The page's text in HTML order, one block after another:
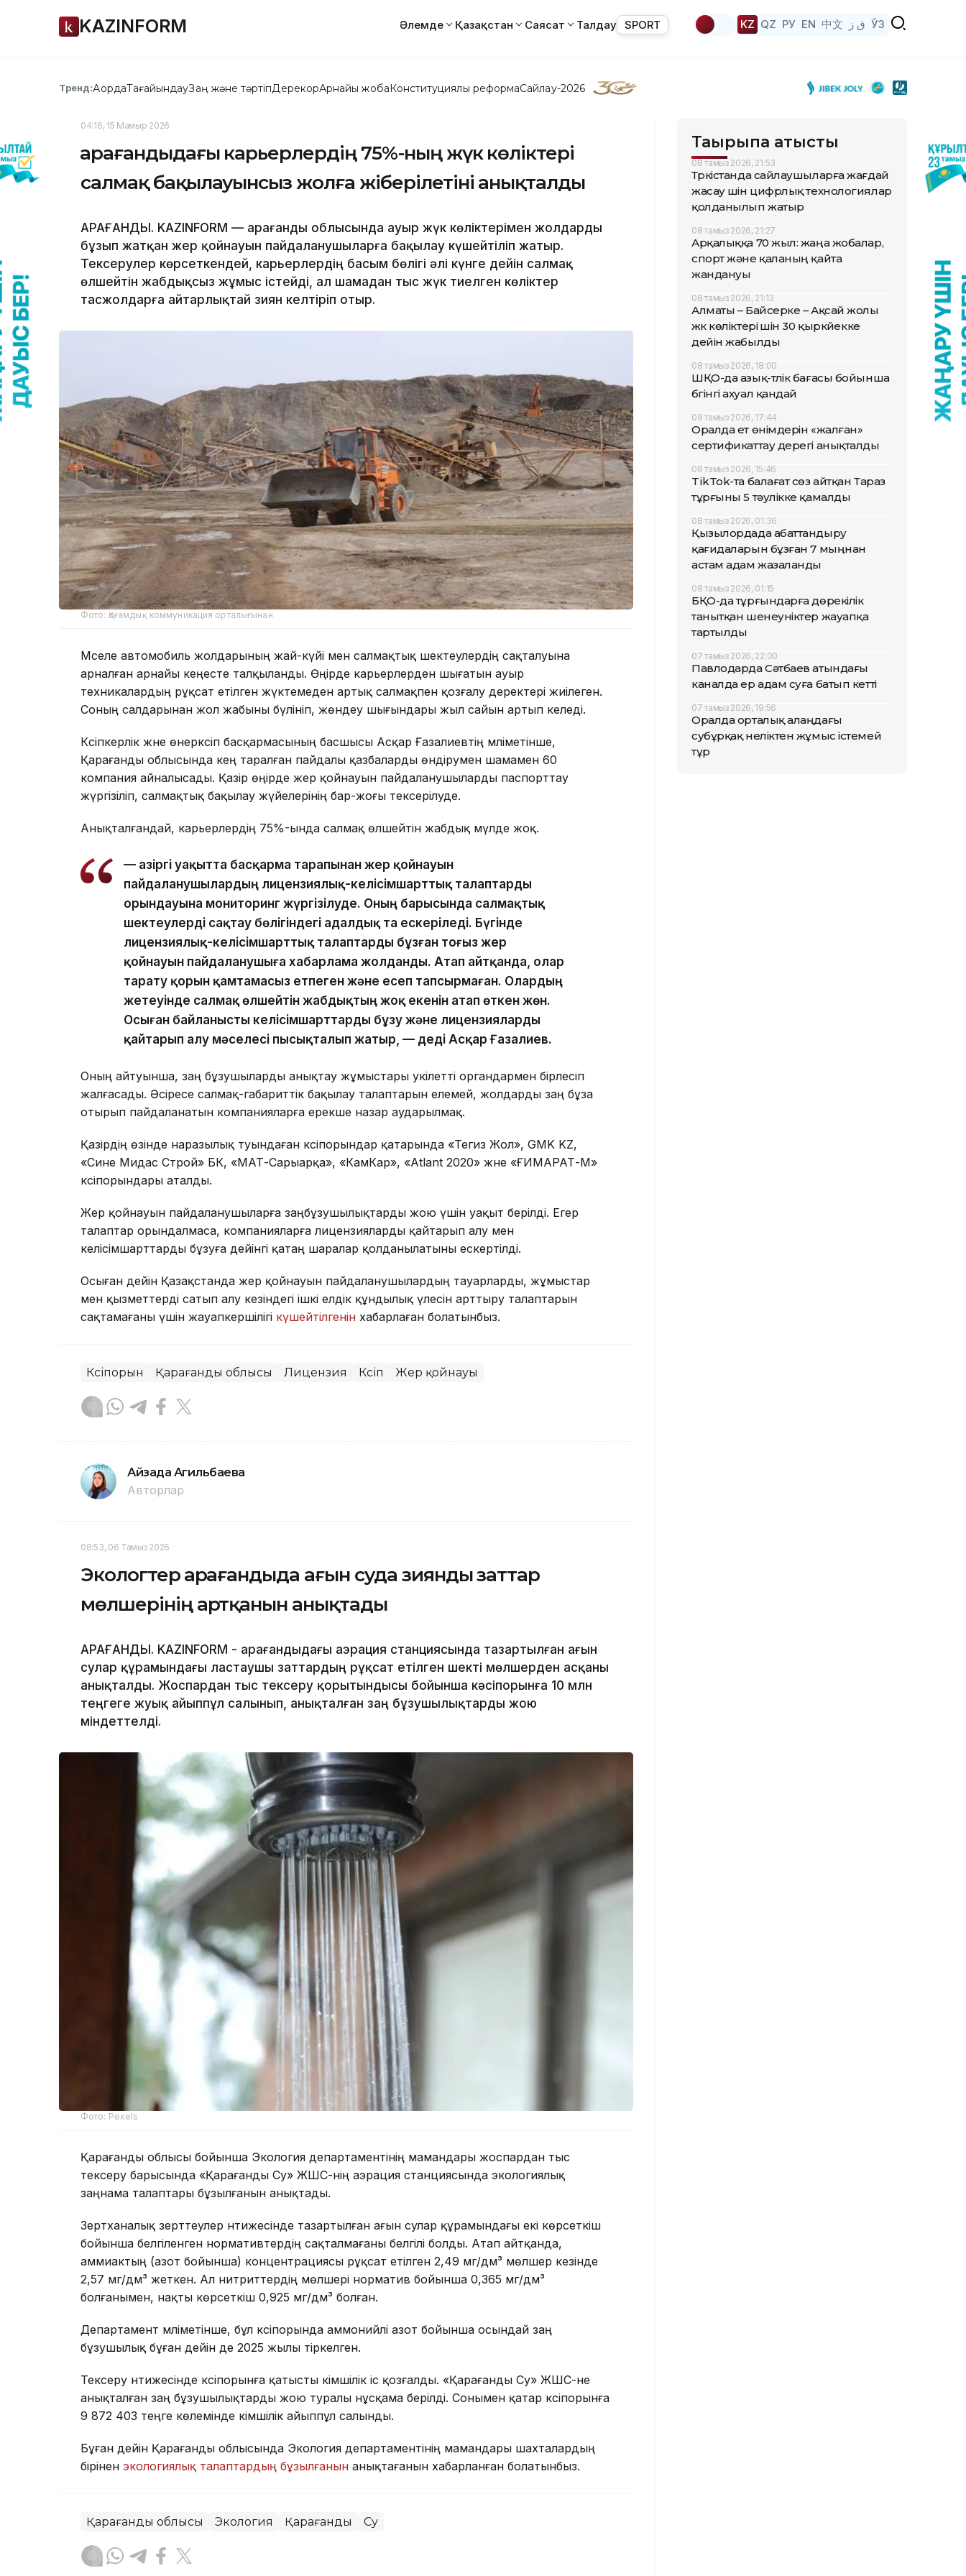
KAZINFORM Әлемде Қазақстан Саясат Талдау SPORT KZ QZ РУ EN 中文 ق ز ЎЗ
Тренд:АқордаТағайындауЗаң және тәртіпДерекқорАрнайы жобаКонституциялық реформаСайлау-2026
04:16, 15 Мамыр 2026
Қарағандыдағы карьерлердің 75%-ның жүк көліктері
салмақ бақылауынсыз жолға жіберілетіні анықталды
ҚАРАҒАНДЫ. KAZINFORM — Қарағанды облысында ауыр жүк көліктерімен жолдарды
бұзып жатқан жер қойнауын пайдаланушыларға бақылау күшейтіліп жатыр.
Тексерулер көрсеткендей, карьерлердің басым бөлігі әлі күнге дейін салмақ
өлшейтін жабдықсыз жұмыс істейді, ал шамадан тыс жүк тиелген көліктер
тасжолдарға айтарлықтай зиян келтіріп отыр.
Фото: Қоғамдық коммуникация орталығынан
Мәселе автомобиль жолдарының жай-күйі мен салмақтық шектеулердің сақталуына
арналған арнайы кеңесте талқыланды. Өңірде карьерлерден шығатын ауыр
техникалардың рұқсат етілген жүктемеден артық салмақпен қозғалу деректері жиілеген.
Соның салдарынан жол жабыны бүлініп, жөндеу шығындары жыл сайын артып келеді.
Кәсіпкерлік және өнеркәсіп басқармасының басшысы Асқар Ғазалиевтің мәліметінше,
Қарағанды облысында кең таралған пайдалы қазбаларды өндірумен шамамен 60
компания айналысады. Қазір өңірде жер қойнауын пайдаланушыларды паспорттау
жүргізіліп, салмақтық бақылау жүйелерінің бар-жоғы тексерілуде.
Анықталғандай, карьерлердің 75%-ында салмақ өлшейтін жабдық мүлде жоқ.
— Қазіргі уақытта басқарма тарапынан жер қойнауын
пайдаланушылардың лицензиялық-келісімшарттық талаптарды
орындауына мониторинг жүргізілуде. Оның барысында салмақтық
шектеулерді сақтау бөлігіндегі адалдық та ескеріледі. Бүгінде
лицензиялық-келісімшарттық талаптарды бұзған тоғыз жер
қойнауын пайдаланушыға хабарлама жолданды. Атап айтқанда, олар
тарату қорын қамтамасыз етпеген және есеп тапсырмаған. Олардың
жетеуінде салмақ өлшейтін жабдықтың жоқ екенін атап өткен жөн.
Осыған байланысты келісімшарттарды бұзу және лицензияларды
қайтарып алу мәселесі пысықталып жатыр, — деді Асқар Ғазалиев.
Оның айтуынша, заң бұзушыларды анықтау жұмыстары уәкілетті органдармен бірлесіп
жалғасады. Әсіресе салмақ-габариттік бақылау талаптарын елемей, жолдарды заң бұза
отырып пайдаланатын компанияларға ерекше назар аударылмақ.
Қазірдің өзінде наразылық туындаған кәсіпорындар қатарында «Тегиз Жол», GMK KZ,
«Сине Мидас Строй» БК, «МАТ-Сарыарқа», «КамКар», «Atlant 2020» және «ҒИМАРАТ-М»
кәсіпорындары аталды.
Жер қойнауын пайдаланушыларға заңбұзушылықтарды жою үшін уақыт берілді. Егер
талаптар орындалмаса, компанияларға лицензияларды қайтарып алу мен
келісімшарттарды бұзуға дейінгі қатаң шаралар қолданылатыны ескертілді.
Осыған дейін Қазақстанда жер қойнауын пайдаланушылардың тауарларды, жұмыстар
мен қызметтерді сатып алу кезіндегі ішкі елдік құндылық үлесін арттыру талаптарын
сақтамағаны үшін жауапкершілігі күшейтілгенін хабарлаған болатынбыз.
Кәсіпорын Қарағанды облысы Лицензия Кәсіп Жер қойнауы
Айзада Агильбаева
Авторлар
08:53, 06 Тамыз 2026
Экологтер Қарағандыда ағын суда зиянды заттар
мөлшерінің артқанын анықтады
ҚАРАҒАНДЫ. KAZINFORM - Қарағандыдағы аэрация станциясында тазартылған ағын
сулар құрамындағы ластаушы заттардың рұқсат етілген шекті мөлшерден асқаны
анықталды. Жоспардан тыс тексеру қорытындысы бойынша кәсіпорынға 10 млн
теңгеге жуық айыппұл салынып, анықталған заң бұзушылықтарды жою
міндеттелді.
Фото: Pexels
Қарағанды облысы бойынша Экология департаментінің мамандары жоспардан тыс
тексеру барысында «Қарағанды Су» ЖШС-нің аэрация станциясында экологиялық
заңнама талаптары бұзылғанын анықтады.
Зертханалық зерттеулер нәтижесінде тазартылған ағын сулар құрамындағы екі көрсеткіш
бойынша белгіленген нормативтердің сақталмағаны белгілі болды. Атап айтқанда,
аммиактың (азот бойынша) концентрациясы рұқсат етілген 2,49 мг/дм³ мөлшер кезінде
2,57 мг/дм³ жеткен. Ал нитриттердің мөлшері норматив бойынша 0,365 мг/дм³
болғанымен, нақты көрсеткіш 0,925 мг/дм³ болған.
Департамент мәліметінше, бұл кәсіпорында аммонийлі азот бойынша осындай заң
бұзушылық бұған дейін де 2025 жылы тіркелген.
Тексеру нәтижесінде кәсіпорынға қатысты әкімшілік іс қозғалды. «Қарағанды Су» ЖШС-не
анықталған заң бұзушылықтарды жою туралы нұсқама берілді. Сонымен қатар кәсіпорынға
9 872 403 теңге көлемінде әкімшілік айыппұл салынды.
Бұған дейін Қарағанды облысында Экология департаментінің мамандары шахталардың
бірінен экологиялық талаптардың бұзылғанын анықтағанын хабарланған болатынбыз.
Қарағанды облысы Экология Қарағанды Су
Тақырыпқа қатысты
08 тамыз 2026, 21:53
Түркістанда сайлаушыларға жағдай
жасау үшін цифрлық технологиялар
қолданылып жатыр
08 тамыз 2026, 21:27
Арқалыққа 70 жыл: жаңа жобалар,
спорт және қаланың қайта
жандануы
08 тамыз 2026, 21:13
Алматы – Байсерке – Ақсай жолы
жүк көліктері үшін 30 қыркүйекке
дейін жабылды
08 тамыз 2026, 18:00
ШҚО-да азық-түлік бағасы бойынша
бүгінгі ахуал қандай
08 тамыз 2026, 17:44
Оралда ет өнімдерін «жалған»
сертификаттау дерегі анықталды
08 тамыз 2026, 15:46
TikTok-та балағат сөз айтқан Тараз
тұрғыны 5 тәулікке қамалды
08 тамыз 2026, 01:36
Қызылордада абаттандыру
қағидаларын бұзған 7 мыңнан
астам адам жазаланды
08 тамыз 2026, 01:15
БҚО-да тұрғындарға дөрекілік
танытқан шенеуніктер жауапқа
тартылды
07 тамыз 2026, 22:00
Павлодарда Сәтбаев атындағы
каналда ер адам суға батып кетті
07 тамыз 2026, 19:56
Оралда орталық алаңдағы
субұрқақ неліктен жұмыс істемей
тұр